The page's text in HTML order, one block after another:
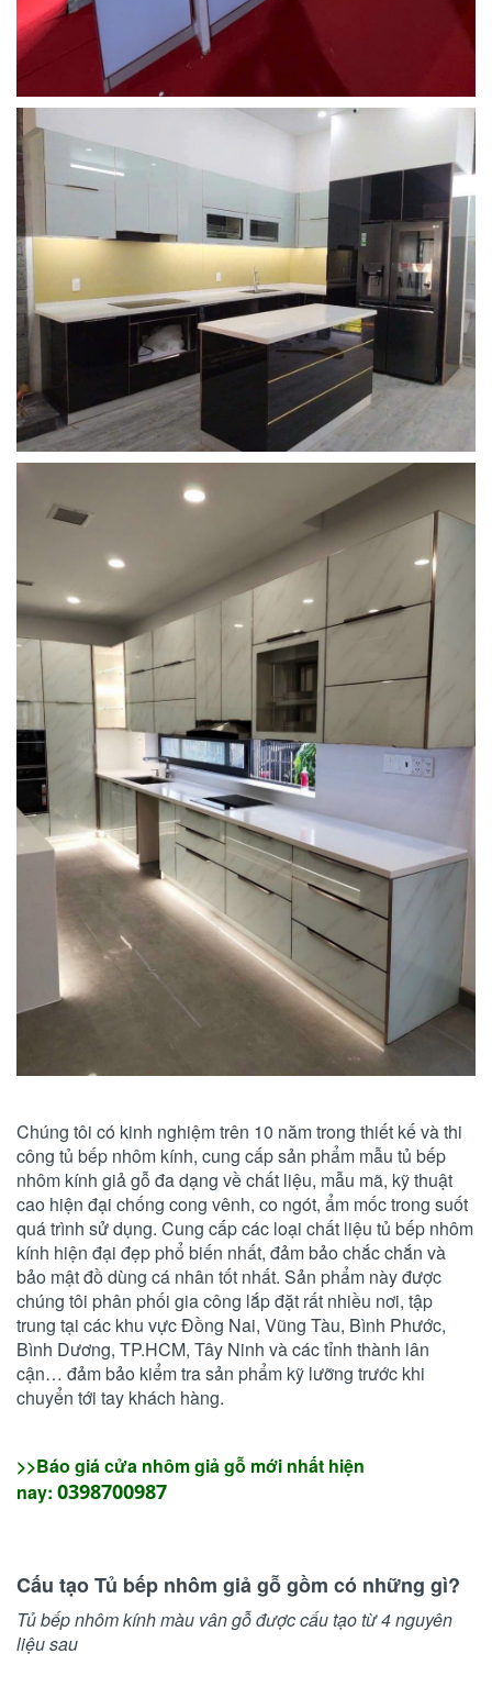
Chúng tôi có kinh nghiệm trên 10 năm trong thiết kế và thi
công tủ bếp nhôm kính, cung cấp sản phẩm mẫu tủ bếp
nhôm kính giả gỗ đa dạng về chất liệu, mẫu mã, kỹ thuật
cao hiện đại chống cong vênh, co ngót, ẩm mốc trong suốt
quá trình sử dụng. Cung cấp các loại chất liệu tủ bếp nhôm
kính hiện đại đẹp phổ biến nhất, đảm bảo chắc chắn và
bảo mật đồ dùng cá nhân tốt nhất. Sản phẩm này được
chúng tôi phân phối gia công lắp đặt rất nhiều nơi, tập
trung tại các khu vực Đồng Nai, Vũng Tàu, Bình Phước,
Bình Dương, TP.HCM, Tây Ninh và các tỉnh thành lân
cận… đảm bảo kiểm tra sản phẩm kỹ lưỡng trước khi
chuyển tới tay khách hàng.
>>Báo giá cửa nhôm giả gỗ mới nhất hiện
nay: 0398700987
Cấu tạo Tủ bếp nhôm giả gỗ gồm có những gì?
Tủ bếp nhôm kính màu vân gỗ được cấu tạo từ 4 nguyên
liệu sau